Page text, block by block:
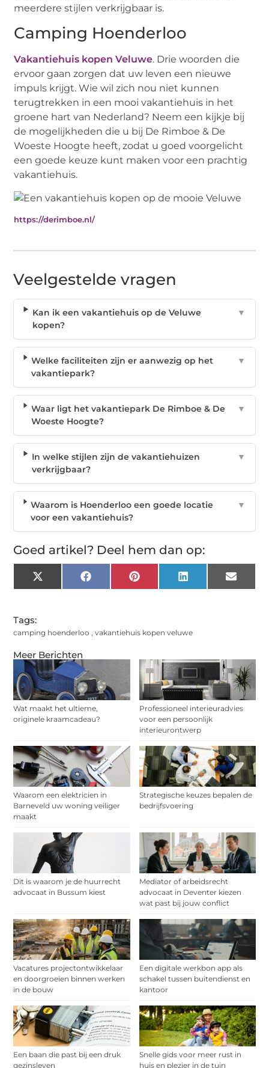
Meer Berichten
Wat maakt het ultieme,
originele kraamcadeau?
Professioneel interieuradvies
voor een persoonlijk
interieurontwerp
Waarom een elektricien in
Barneveld uw woning veiliger
maakt
Strategische keuzes bepalen de
bedrijfsvoering
Dit is waarom je de huurrecht
advocaat in Bussum kiest
Mediator of arbeidsrecht
advocaat in Deventer kiezen
wat past bij jouw conflict
Vacatures projectontwikkelaar
en doorgroeien binnen werken
in de bouw
Een digitale werkbon app als
schakel tussen buitendienst en
kantoor
Een baan die past bij een druk
gezinsleven
Snelle gids voor meer rust in
huis en plezier in de tuin
meerdere stijlen verkrijgbaar is.
Camping Hoenderloo
Vakantiehuis kopen Veluwe. Drie woorden die
ervoor gaan zorgen dat uw leven een nieuwe
impuls krijgt. Wie wil zich nou niet kunnen
terugtrekken in een mooi vakantiehuis in het
groene hart van Nederland? Neem een kijkje bij
de mogelijkheden die u bij De Rimboe & De
Woeste Hoogte heeft, zodat u goed voorgelicht
een goede keuze kunt maken voor een prachtig
vakantiehuis.
https://derimboe.nl/
Veelgestelde vragen
Kan ik een vakantiehuis op de Veluwe
kopen?
▼
Welke faciliteiten zijn er aanwezig op het
vakantiepark?
▼
Waar ligt het vakantiepark De Rimboe & De
Woeste Hoogte?
▼
In welke stijlen zijn de vakantiehuizen
verkrijgbaar?
▼
Waarom is Hoenderloo een goede locatie
voor een vakantiehuis?
▼
Goed artikel? Deel hem dan op:
X
(Twitter)
Facebook Pinterest LinkedIn Email
Tags:
camping hoenderloo ,vakantiehuis kopen veluwe